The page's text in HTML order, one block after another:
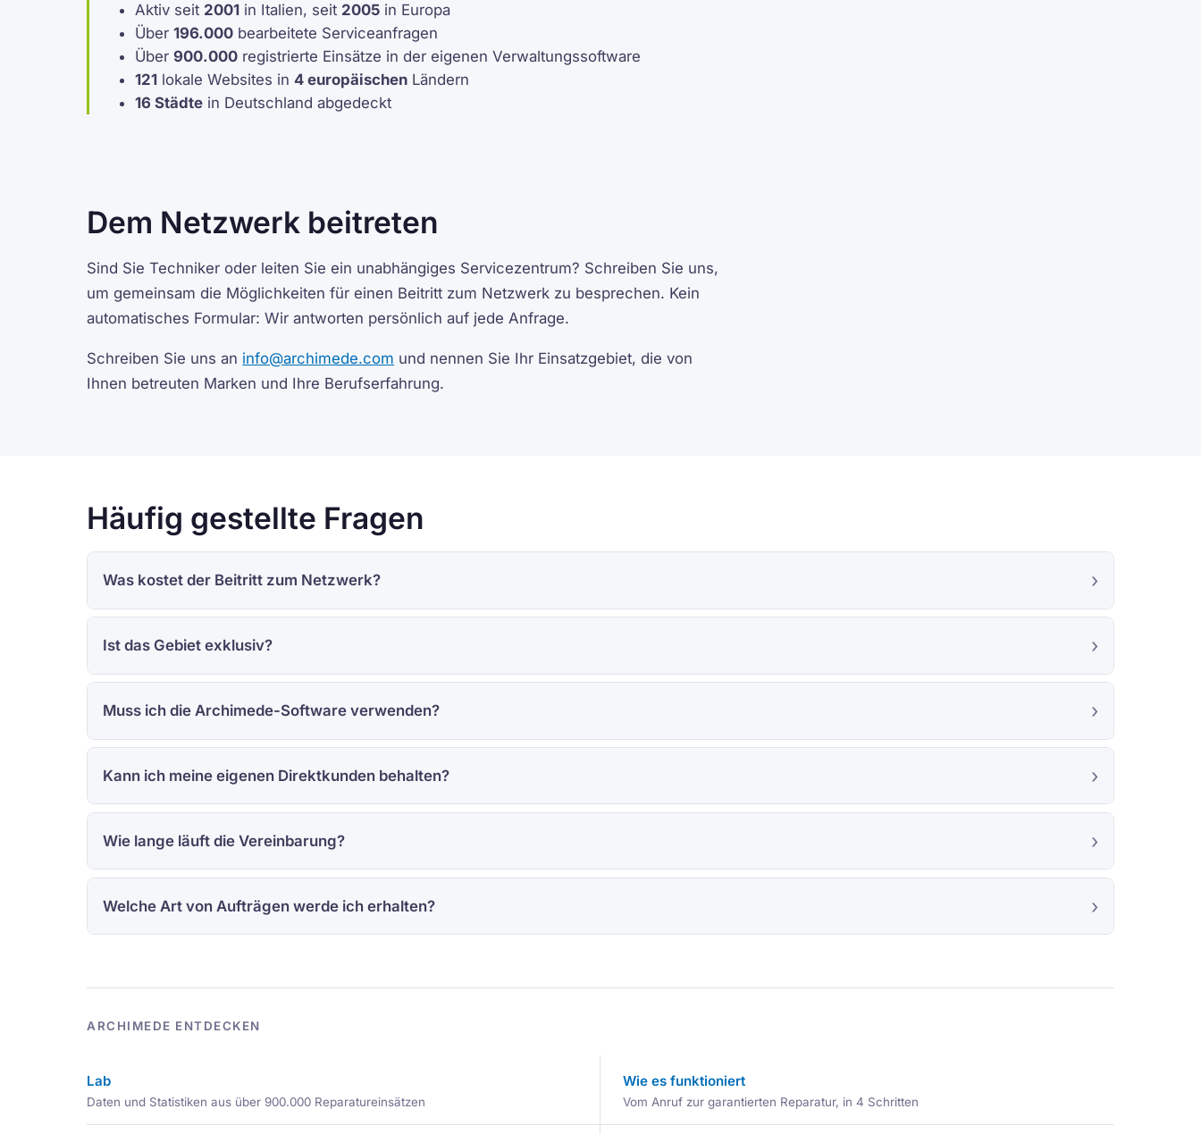
Aktiv seit 2001 in Italien, seit 2005in Europa
Über 196.000bearbeitete Serviceanfragen
Über 900.000registrierte Einsätze in der eigenen Verwaltungssoftware
121 lokale Websites in 4 europäischenLändern
16 Städtein Deutschland abgedeckt
Dem Netzwerk beitreten
Sind Sie Techniker oder leiten Sie ein unabhängiges Servicezentrum? Schreiben Sie uns,
um gemeinsam die Möglichkeiten für einen Beitritt zum Netzwerk zu besprechen. Kein
automatisches Formular: Wir antworten persönlich auf jede Anfrage.
Schreiben Sie uns an info@archimede.com und nennen Sie Ihr Einsatzgebiet, die von
Ihnen betreuten Marken und Ihre Berufserfahrung.
Häufig gestellte Fragen
Was kostet der Beitritt zum Netzwerk?
Ist das Gebiet exklusiv?
Muss ich die Archimede-Software verwenden?
Kann ich meine eigenen Direktkunden behalten?
Wie lange läuft die Vereinbarung?
Welche Art von Aufträgen werde ich erhalten?
ARCHIMEDE ENTDECKEN
Lab
Daten und Statistiken aus über 900.000 Reparatureinsätzen
Wie es funktioniert
Vom Anruf zur garantierten Reparatur, in 4 Schritten